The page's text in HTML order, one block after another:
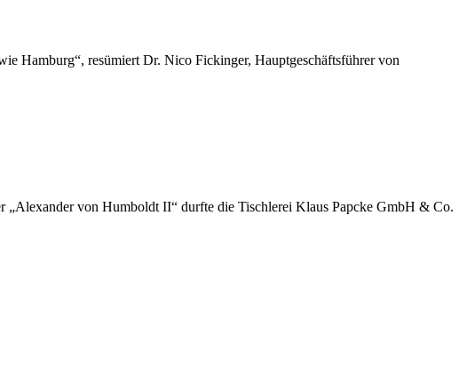
Hamburg“, resümiert Dr. Nico Fickinger, Hauptgeschäftsführer von
„Alexander von Humboldt II“ durfte die Tischlerei Klaus Papcke GmbH & Co.